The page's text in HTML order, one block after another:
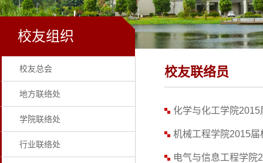
校友组织
校友总会
地方联络处
学院联络处
行业联络处
校友联络员
化学与化工学院
机械工程学院2015
电气与信息工程学院